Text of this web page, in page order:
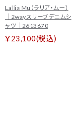
Lallia Mu（ラリア・ムー）
｜2wayスリーブデニムシ
ャツ｜2613670
￥23,100(税込)